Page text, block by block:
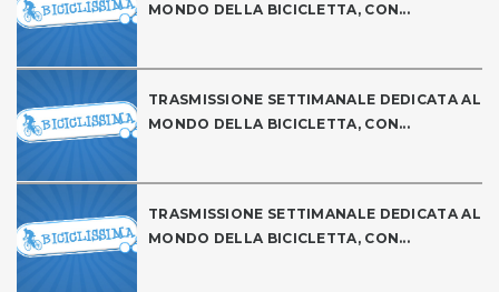
MONDO DELLA BICICLETTA, CON...
TRASMISSIONE SETTIMANALE DEDICATA AL
MONDO DELLA BICICLETTA, CON...
TRASMISSIONE SETTIMANALE DEDICATA AL
MONDO DELLA BICICLETTA, CON...